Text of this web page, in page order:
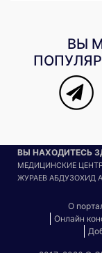
ВЫ
ВЫ НАХОДИТЕСЬ
МЕДИЦИНСКИЕ
ЖУРАЕВ АБДУЗОХИД
О
Онлайн